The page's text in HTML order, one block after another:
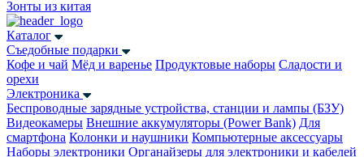
Зонты из китая
Каталог
Съедобные подарки
Кофе и чай Мёд и варенье Продуктовые наборы Сладости и
орехи
Электроника
Беспроводные зарядные устройства, станции и лампы (БЗУ)
Видеокамеры Внешние аккумуляторы (Power Bank) Для
смартфона Колонки и наушники Компьютерные аксессуары
Наборы электроники Органайзеры для электроники и кабелей